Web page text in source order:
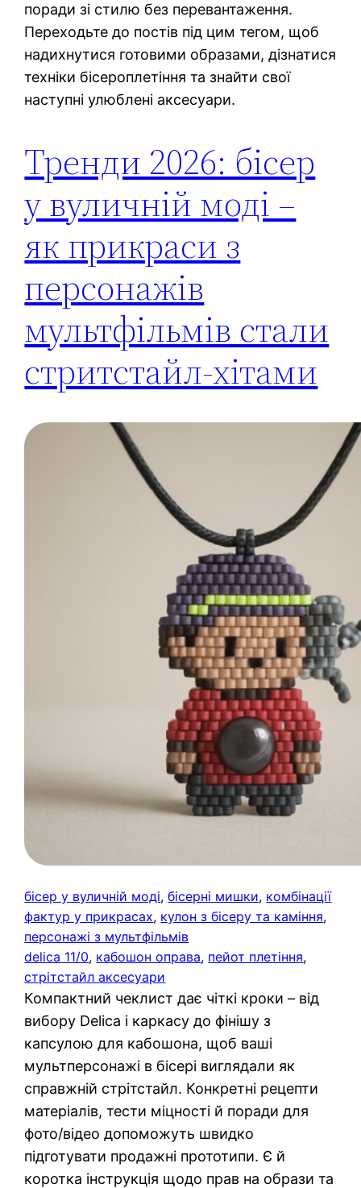
поради зі стилю без перевантаження.
Переходьте до постів під цим тегом, щоб
надихнутися готовими образами, дізнатися
техніки бісероплетіння та знайти свої
наступні улюблені аксесуари.
Тренди 2026: бісер
у вуличній моді –
як прикраси з
персонажів
мультфільмів стали
стритстайл-хітами
бісер у вуличній моді, бісерні мишки, комбінації
фактур у прикрасах, кулон з бісеру та каміння
персонажі з мультфільмів
delica 11/0, кабошон оправа, пейот плетіння
стрітстайл аксесуари
Компактний чеклист дає чіткі кроки – від
вибору Delica і каркасу до фінішу з
капсулою для кабошона, щоб ваші
мультперсонажі в бісері виглядали як
справжній стрітстайл. Конкретні рецепти
матеріалів, тести міцності й поради для
фото/відео допоможуть швидко
підготувати продажні прототипи. Є й
коротка інструкція щодо прав на образи та